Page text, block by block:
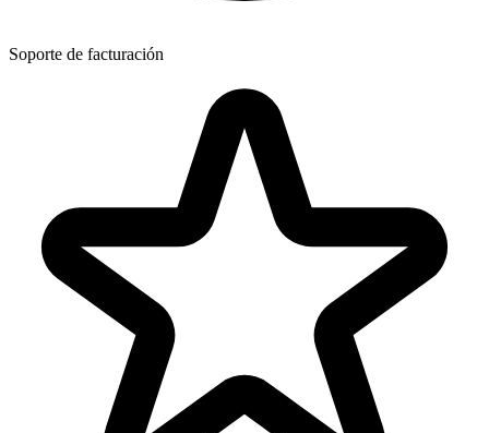
Soporte de facturación